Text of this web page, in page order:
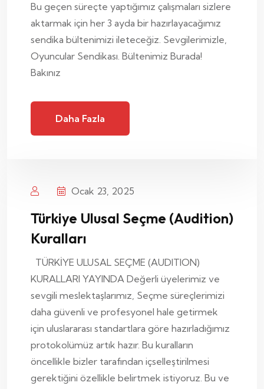
Bu geçen süreçte yaptığımız çalışmaları sizlere
aktarmak için her 3 ayda bir hazırlayacağımız
sendika bültenimizi ileteceğiz. Sevgilerimizle,
Oyuncular Sendikası. Bültenimiz Burada!
Bakınız
Daha Fazla
Ocak 23, 2025
Türkiye Ulusal Seçme (Audition)
Kuralları
TÜRKİYE ULUSAL SEÇME (AUDITION)
KURALLARI YAYINDA Değerli üyelerimiz ve
sevgili meslektaşlarımız, Seçme süreçlerimizi
daha güvenli ve profesyonel hale getirmek
için uluslararası standartlara göre hazırladığımız
protokolümüz artık hazır. Bu kuralların
öncellikle bizler tarafından içselleştirilmesi
gerektiğini özellikle belirtmek istiyoruz. Bu ve